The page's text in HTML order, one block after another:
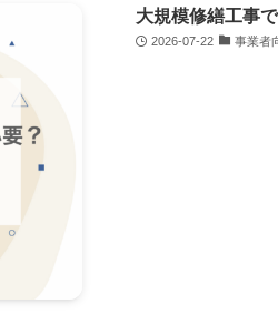
大規模修繕工事
2026-07-22 事業者